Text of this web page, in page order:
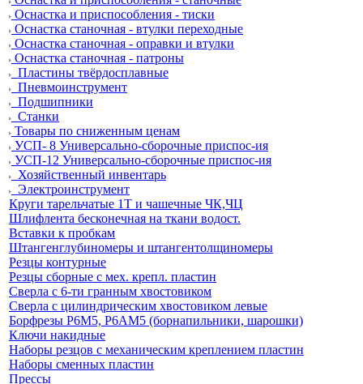
Оснастка и приспособления - тиски
Оснастка станочная - втулки переходные
Оснастка станочная - оправки и втулки
Оснастка станочная - патроны
Пластины твёрдосплавные
Пневмоинструмент
Подшипники
Станки
Товары по сниженным ценам
УСП- 8 Универсально-сборочные приспос-ия
УСП-12 Универсально-сборочные приспос-ия
Хозяйственный инвентарь
Электроинструмент
Круги тарельчатые 1Т и чашечные ЧК,ЧЦ
Шлифлента бесконечная на ткани водост.
Вставки к пробкам
Штангенглубиномеры и штангентолщиномеры
Резцы контурные
Резцы сборные с мех. крепл. пластин
Сверла с 6-ти гранным хвостовиком
Сверла с цилиндрическим хвостовиком левые
Борфрезы Р6М5, Р6АМ5 (борнапильники, шарошки)
Ключи накидные
Наборы резцов с механическим креплением пластин
Наборы сменных пластин
Прессы